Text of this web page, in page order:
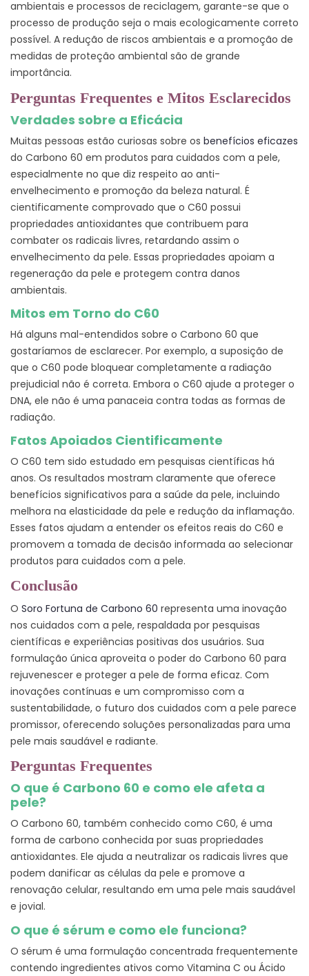
ambientais e processos de reciclagem, garante-se que o
processo de produção seja o mais ecologicamente correto
possível. A redução de riscos ambientais e a promoção de
medidas de proteção ambiental são de grande
importância.
Perguntas Frequentes e Mitos Esclarecidos
Verdades sobre a Eficácia
Muitas pessoas estão curiosas sobre os benefícios eficazes
do Carbono 60 em produtos para cuidados com a pele,
especialmente no que diz respeito ao anti-
envelhecimento e promoção da beleza natural. É
cientificamente comprovado que o C60 possui
propriedades antioxidantes que contribuem para
combater os radicais livres, retardando assim o
envelhecimento da pele. Essas propriedades apoiam a
regeneração da pele e protegem contra danos
ambientais.
Mitos em Torno do C60
Há alguns mal-entendidos sobre o Carbono 60 que
gostaríamos de esclarecer. Por exemplo, a suposição de
que o C60 pode bloquear completamente a radiação
prejudicial não é correta. Embora o C60 ajude a proteger o
DNA, ele não é uma panaceia contra todas as formas de
radiação.
Fatos Apoiados Cientificamente
O C60 tem sido estudado em pesquisas científicas há
anos. Os resultados mostram claramente que oferece
benefícios significativos para a saúde da pele, incluindo
melhora na elasticidade da pele e redução da inflamação.
Esses fatos ajudam a entender os efeitos reais do C60 e
promovem a tomada de decisão informada ao selecionar
produtos para cuidados com a pele.
Conclusão
O Soro Fortuna de Carbono 60 representa uma inovação
nos cuidados com a pele, respaldada por pesquisas
científicas e experiências positivas dos usuários. Sua
formulação única aproveita o poder do Carbono 60 para
rejuvenescer e proteger a pele de forma eficaz. Com
inovações contínuas e um compromisso com a
sustentabilidade, o futuro dos cuidados com a pele parece
promissor, oferecendo soluções personalizadas para uma
pele mais saudável e radiante.
Perguntas Frequentes
O que é Carbono 60 e como ele afeta a
pele?
O Carbono 60, também conhecido como C60, é uma
forma de carbono conhecida por suas propriedades
antioxidantes. Ele ajuda a neutralizar os radicais livres que
podem danificar as células da pele e promove a
renovação celular, resultando em uma pele mais saudável
e jovial.
O que é sérum e como ele funciona?
O sérum é uma formulação concentrada frequentemente
contendo ingredientes ativos como Vitamina C ou Ácido